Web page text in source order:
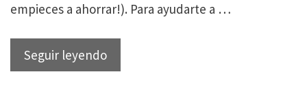
empieces a ahorrar!). Para ayudarte a …
Seguir leyendoCómo
vivir